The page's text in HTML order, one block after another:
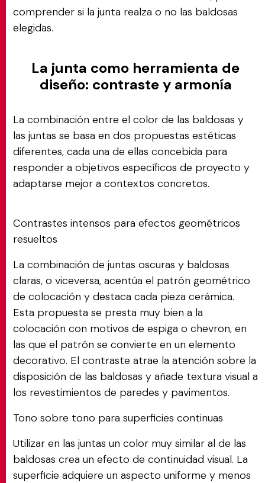
comprender si la junta realza o no las baldosas
elegidas.
La junta como herramienta de
diseño: contraste y armonía
La combinación entre el color de las baldosas y
las juntas se basa en dos propuestas estéticas
diferentes, cada una de ellas concebida para
responder a objetivos específicos de proyecto y
adaptarse mejor a contextos concretos.
Contrastes intensos para efectos geométricos
resueltos
La combinación de juntas oscuras y baldosas
claras, o viceversa, acentúa el patrón geométrico
de colocación y destaca cada pieza cerámica.
Esta propuesta se presta muy bien a la
colocación con motivos de espiga o chevron, en
las que el patrón se convierte en un elemento
decorativo. El contraste atrae la atención sobre la
disposición de las baldosas y añade textura visual a
los revestimientos de paredes y pavimentos.
Tono sobre tono para superficies continuas
Utilizar en las juntas un color muy similar al de las
baldosas crea un efecto de continuidad visual. La
superficie adquiere un aspecto uniforme y menos